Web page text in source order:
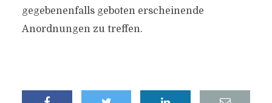
gegebenenfalls geboten erscheinende
Anordnungen zu treffen.